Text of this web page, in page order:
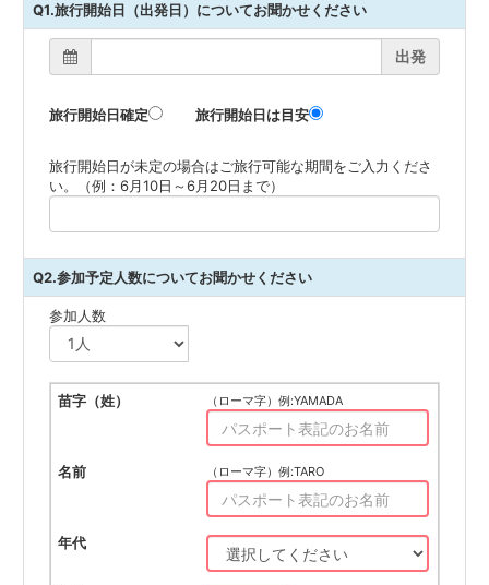
Q1.旅行開始日（出発日）についてお聞かせください
出発
旅行開始日確定 旅行開始日は目安
旅行開始日が未定の場合はご旅行可能な期間をご入力くださ
い。（例：6月10日～6月20日まで）
Q2.参加予定人数についてお聞かせください
参加人数
（ローマ字）例:YAMADA
（ローマ字）例:TARO